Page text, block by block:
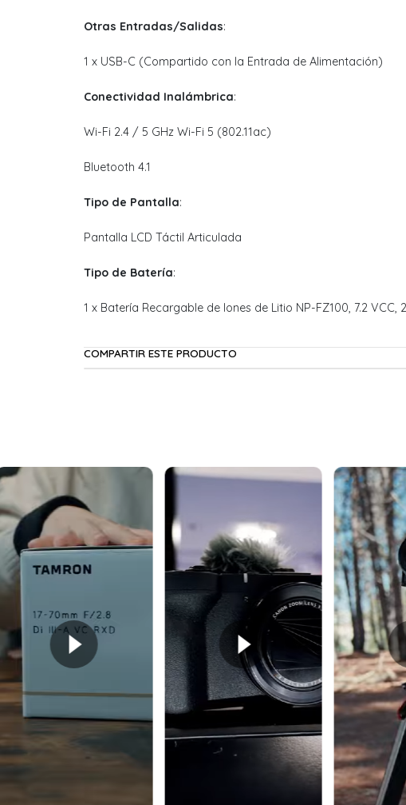
Otras Entradas/Salidas:
1 x USB-C (Compartido con la Entrada de Alimentación)
Conectividad Inalámbrica:
Wi-Fi 2.4 / 5 GHz Wi-Fi 5 (802.11ac)
Bluetooth 4.1
Tipo de Pantalla:
Pantalla LCD Táctil Articulada
Tipo de Batería:
1 x Batería Recargable de Iones de Litio NP-FZ100, 7.2 VCC,
COMPARTIR ESTE PRODUCTO